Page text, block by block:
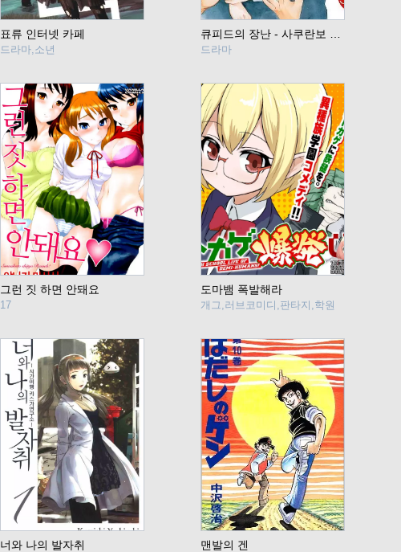
표류 인터넷 카페
드라마,소년 드라마
그런 짓 하면 안돼요
17
도마뱀 폭발해라
개그,러브코미디,판타지,학원
너와 나의 발자취 맨발의 겐